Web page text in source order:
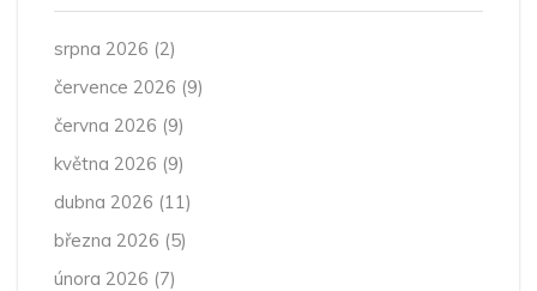
srpna 2026 (2)
července 2026 (9)
června 2026 (9)
května 2026 (9)
dubna 2026 (11)
března 2026 (5)
února 2026 (7)